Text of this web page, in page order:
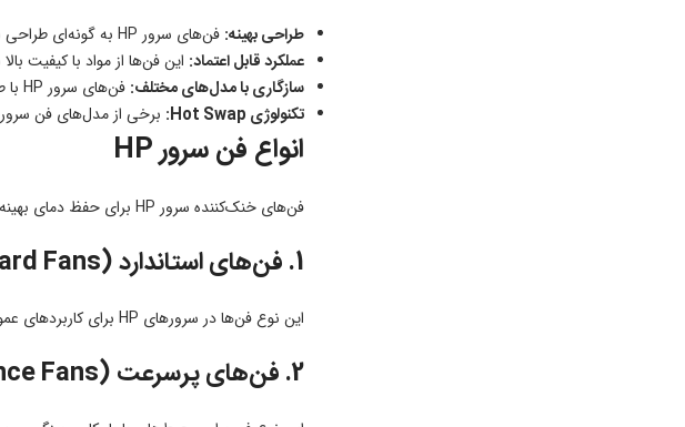
طراحی بهینه: فن‌های سرور HP به گونه‌ای طراحی شده‌اند که جریان هوای مناسبی را در داخل کیس سرور ایجاد کنند و به طور موثر گرما را دفع کنند.
عملکرد قابل اعتماد: این فن‌ها از مواد با کیفیت
سازگاری با مدل‌های مختلف: فن‌های سرور HP با طیف گسترده‌ای از مدل‌های سرورهای HP مانند
تکنولوژی Hot Swap: برخی از مدل‌های فن سرور HP از فناوری Hot Swap پشتیبانی می‌کنند که به شما امکان می‌دهد بدون نیاز به خاموش کردن سرور، فن خراب را تعویض کنید.
انواع فن سرور HP
فن‌های خنک‌کننده سرور HP برای حفظ دمای بهینه و جلوگیری از گرمای بیش‌ازحد در سرورها طراحی شده‌اند. این فن‌ها بسته به نوع و مدل سرور به دسته‌های زیر تقسیم می‌شوند:
1. فن‌های استاندارد (Standard Fans)
این نوع فن‌ها در سرورهای HP برای کاربردهای عمومی یا سرورها که برای کارهای سنگین استفاده نمی‌شوند. بیشتر برای سرورهای hp نسل پائین استفاده می شود.
2. فن‌های پرسرعت (High Performance Fans)